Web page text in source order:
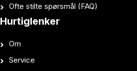
Ofte stilte spørsmål (FAQ)
Hurtiglenker
Om
Service